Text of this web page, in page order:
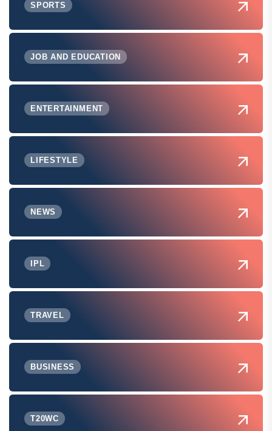
SPORTS
JOB AND EDUCATION
ENTERTAINMENT
LIFESTYLE
NEWS
IPL
TRAVEL
BUSINESS
T20WC